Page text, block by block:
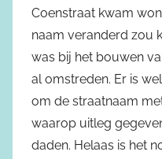
Coenstraat kwam
naam veranderd zou
was bij het bouwen
al omstreden. Er is
om de straatnaam
waarop uitleg
daden. Helaas is het